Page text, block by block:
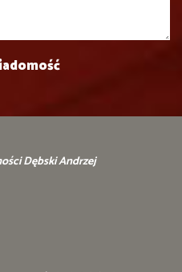
Dębski Andrzej